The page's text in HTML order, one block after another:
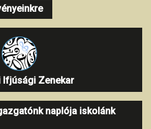
Ifjúsági Zenekar
naplója iskolánk